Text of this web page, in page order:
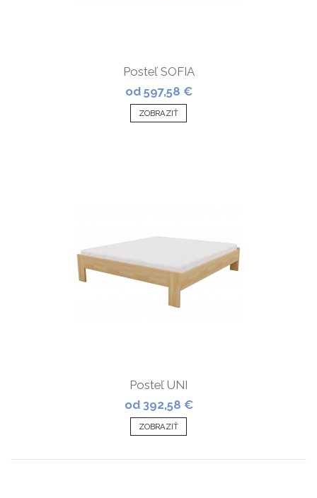
Posteľ SOFIA
od 597,58 €
ZOBRAZIŤ
Posteľ UNI
od 392,58 €
ZOBRAZIŤ